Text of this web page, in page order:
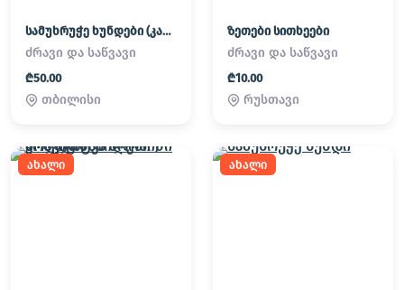
სამუხრუჭე ხუნდები (კალოდკები) kalodkebi
ძრავი და საწვავი
₾50.00
თბილისი
ზეთები სითხეები
ძრავი და საწვავი
₾10.00
რუსთავი
ახალი ახალი